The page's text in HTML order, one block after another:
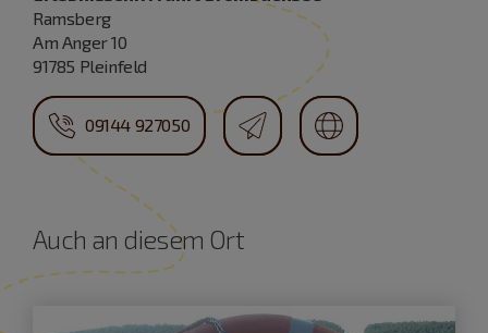
Ramsberg
Am Anger 10
91785 Pleinfeld
09144 927050
Auch an diesem Ort